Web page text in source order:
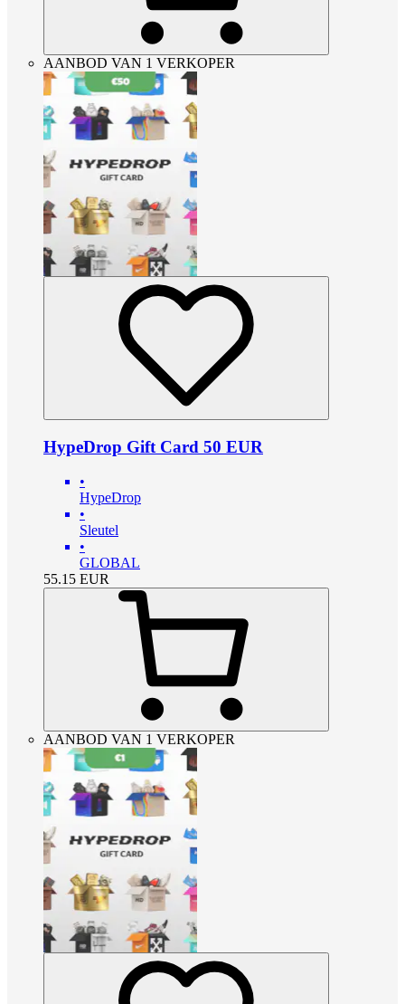
AANBOD VAN 1 VERKOPER
HypeDrop Gift Card 50 EUR
•
HypeDrop
•
Sleutel
•
GLOBAL
55.15 EUR
AANBOD VAN 1 VERKOPER